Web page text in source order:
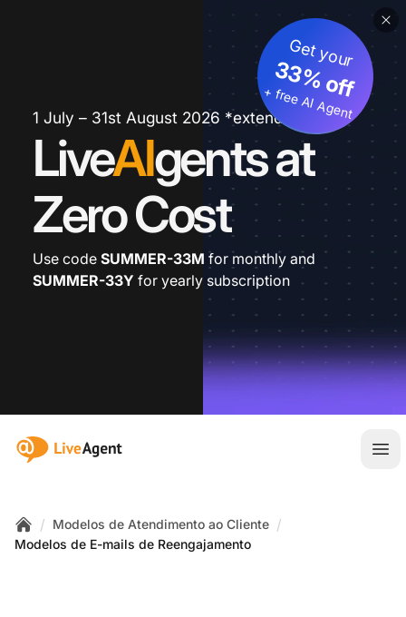
1 July – 31st August 2026 *extended
LiveAIgents at
Zero Cost
Get your
33% off
+ free AI Agent
Use code SUMMER-33M for monthly and
SUMMER-33Y for yearly subscription
:site.title
Home
/ Modelos de Atendimento ao Cliente /
Modelos de E-mails de Reengajamento